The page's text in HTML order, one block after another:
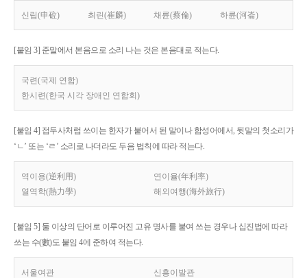
신립(申砬) 최린(崔麟) 채륜(蔡倫) 하륜(河崙)
[붙임 3] 준말에서 본음으로 소리 나는 것은 본음대로 적는다.
국련(국제 연합)
한시련(한국 시각 장애인 연합회)
[붙임 4] 접두사처럼 쓰이는 한자가 붙어서 된 말이나 합성어에서, 뒷말의 첫소리가
‘ㄴ’ 또는 ‘ㄹ’ 소리로 나더라도 두음 법칙에 따라 적는다.
역이용(逆利用)
연이율(年利率)
열역학(熱力學)
해외여행(海外旅行)
[붙임 5] 둘 이상의 단어로 이루어진 고유 명사를 붙여 쓰는 경우나 십진법에 따라
쓰는 수(數)도 붙임 4에 준하여 적는다.
서울여관 신흥이발관